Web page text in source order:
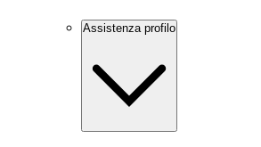
Assistenza profilo